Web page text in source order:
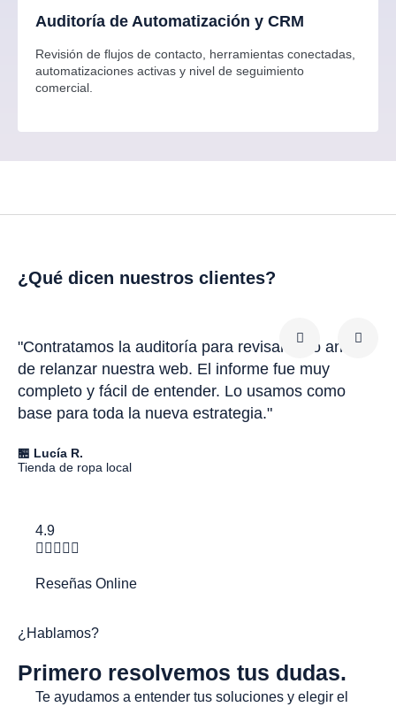
Auditoría de Automatización y CRM
Revisión de flujos de contacto, herramientas conectadas,
automatizaciones activas y nivel de seguimiento
comercial.
¿Qué dicen nuestros clientes?
"Contratamos la auditoría para revisar todo antes
de relanzar nuestra web. El informe fue muy
completo y fácil de entender. Lo usamos como
base para toda la nueva estrategia."
🏪 Lucía R.
Tienda de ropa local
4.9
    
Reseñas Online
¿Hablamos?
Primero resolvemos tus dudas.
Te ayudamos a entender tus soluciones y elegir el